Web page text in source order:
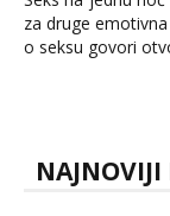
za druge
o seksu govori
dalje izaziva